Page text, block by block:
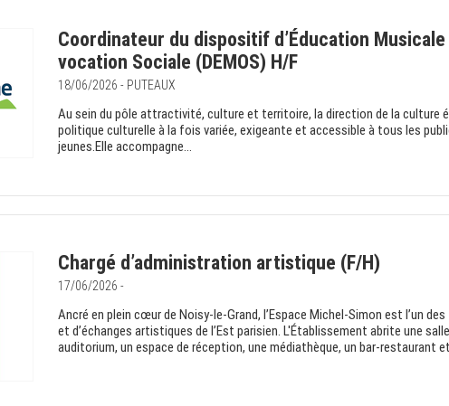
Coordinateur du dispositif d’Éducation
vocation Sociale (DEMOS) H/F
18/06/2026 - PUTEAUX
Au sein du pôle attractivité, culture et territoire, la direction de la culture
politique culturelle à la fois variée, exigeante et accessible à tous les
jeunes.Elle accompagne...
Chargé d’administration artistique (F/H)
17/06/2026 -
Ancré en plein cœur de Noisy-le-Grand, l’Espace Michel-Simon est l’un
et d’échanges artistiques de l’Est parisien. L'Établissement abrite une
auditorium, un espace de réception, une médiathèque, un bar-restaurant